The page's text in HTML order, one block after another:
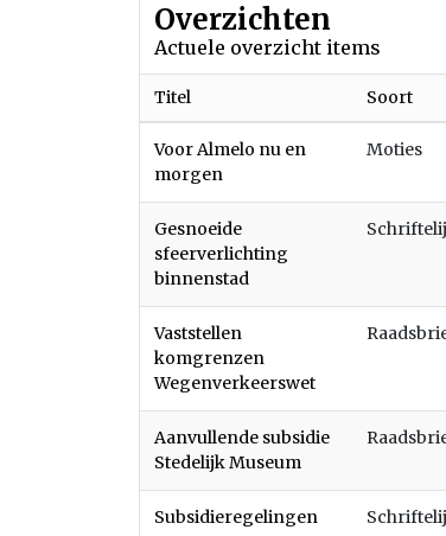
Overzichten
Actuele overzicht items
Titel Soort
Voor Almelo nu en
morgen
Moties
Gesnoeide
sfeerverlichting
binnenstad
Vaststellen
komgrenzen
Wegenverkeerswet
Aanvullende subsidie
Stedelijk Museum
Subsidieregelingen